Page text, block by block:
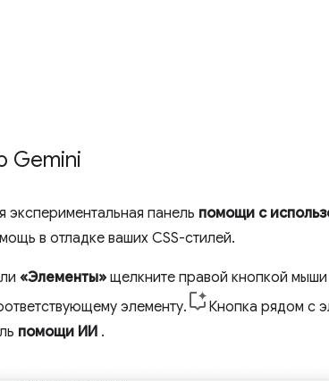
Gemini
экспериментальная панель помощи с
в отладке ваших CSS-стилей.
«Элементы» щелкните правой кнопкой
элементу.
Кнопка рядом с
помощи ИИ .